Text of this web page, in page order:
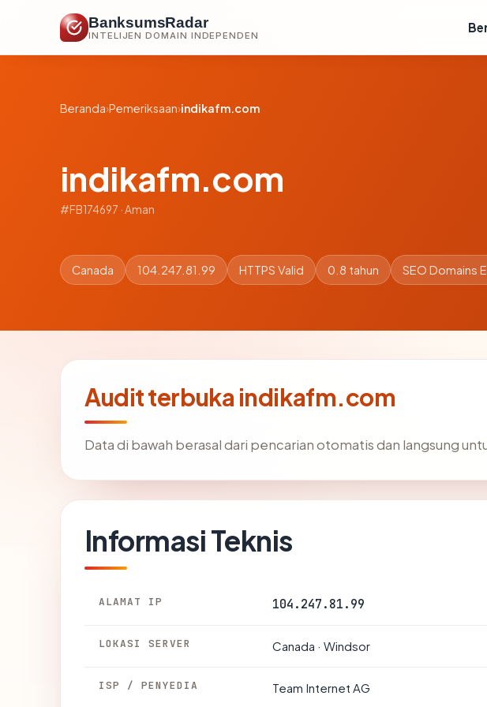
BanksumsRadar
INTELIJEN DOMAIN INDEPENDEN
Beranda›Pemeriksaan›indikafm.com
indikafm.com
#FB174697 · Aman
Canada 104.247.81.99 HTTPS Valid 0.8 tahun SEO Domains
Audit terbuka indikafm.com
Data di bawah berasal dari pencarian otomatis dan langsung
Informasi Teknis
ALAMAT IP 104.247.81.99
LOKASI SERVER Canada · Windsor
ISP / PENYEDIA Team Internet AG